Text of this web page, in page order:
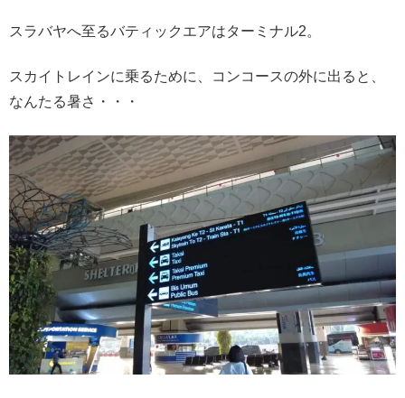
スラバヤへ至るバティックエアはターミナル2。
スカイトレインに乗るために、コンコースの外に出ると、
なんたる暑さ・・・